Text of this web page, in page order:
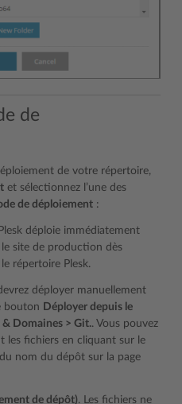
de
de votre répertoire,
et sélectionnez l’une des
de déploiement :
déploie immédiatement
site de production dès
répertoire Plesk.
déployer manuellement
bouton Déployer depuis le
& Domaines > Git.. Vous pouvez
les fichiers en cliquant sur le
nom du dépôt sur la page
de dépôt). Les fichiers ne